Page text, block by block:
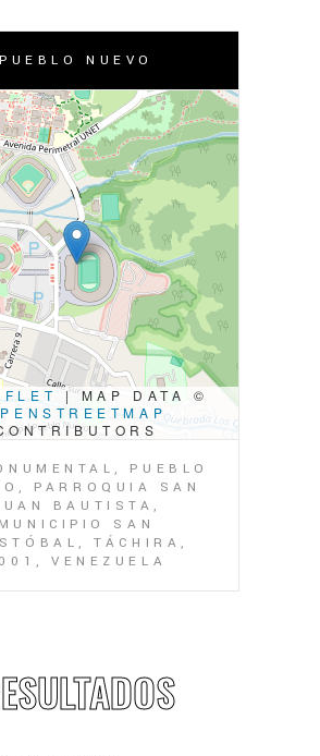
PUEBLO NUEVO
|MAP DATA ©
PUEBLO
PARROQUIA SAN
BAUTISTA,
MUNICIPIO SAN
TÁCHIRA,
VENEZUELA